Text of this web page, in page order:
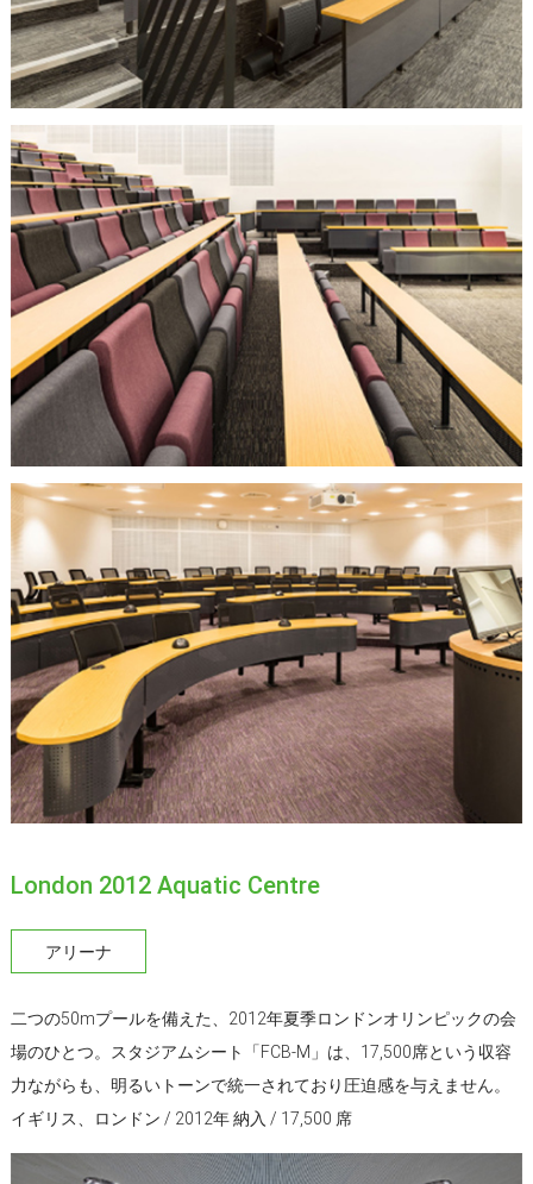
London 2012 Aquatic Centre
アリーナ
二つの50mプールを備えた、2012年夏季ロンドンオリンピックの会
場のひとつ。スタジアムシート「FCB-M」は、17,500席という収容
力ながらも、明るいトーンで統一されており圧迫感を与えません。
イギリス、ロンドン / 2012年 納入 / 17,500 席